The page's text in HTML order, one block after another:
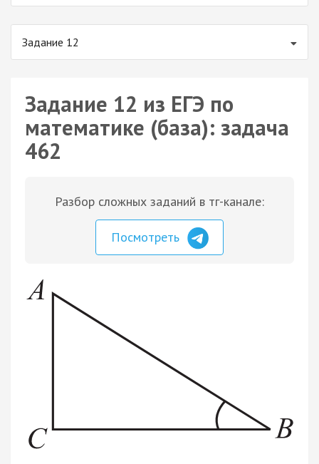
Задание 12
Задание 12 из ЕГЭ по
математике (база): задача
462
Разбор сложных заданий в тг-канале:
Посмотреть